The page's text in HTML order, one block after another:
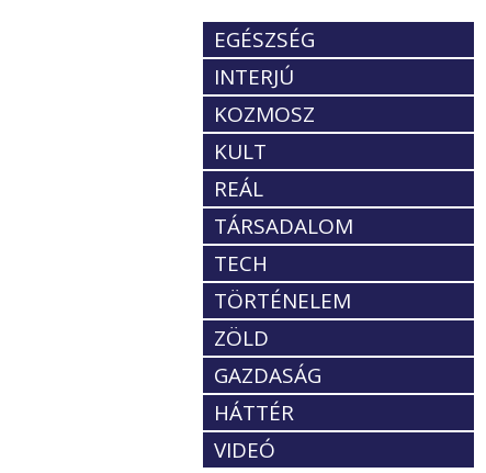
EGÉSZSÉG
INTERJÚ
KOZMOSZ
KULT
REÁL
TÁRSADALOM
TECH
TÖRTÉNELEM
ZÖLD
GAZDASÁG
HÁTTÉR
VIDEÓ